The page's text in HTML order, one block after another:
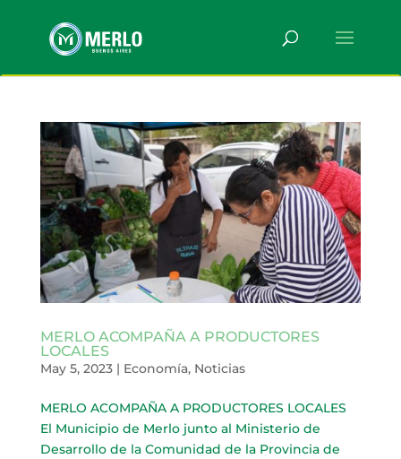
MERLO ACOMPAÑA A PRODUCTORES
LOCALES
May 5, 2023| Economía, Noticias
MERLO ACOMPAÑA A PRODUCTORES LOCALES
El Municipio de Merlo junto al Ministerio de
Desarrollo de la Comunidad de la Provincia de